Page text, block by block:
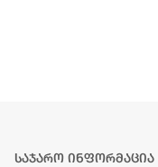
საჯარო ინფორმაცია